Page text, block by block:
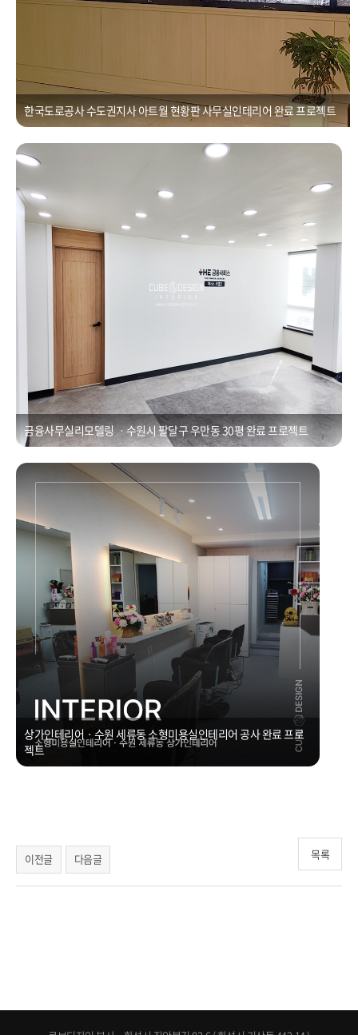
한국도로공사 수도권지사 아트월 현황판 사무실인테리어 완료 프로젝트
금융사무실리모델링 ㆍ수원시 팔달구 우만동 30평
Posted on
금융사무실리모델링 ㆍ수원시 팔달구 우만동 30평 완료 프로젝트
상가인테리어ㆍ수원 세류동 소형미용실인테리어 공사
Posted on2021년 1월 1일byCUBEDESIGN
상가인테리어ㆍ수원 세류동 소형미용실인테리어 공사 완료 프로
젝트
이전글 다음글 목록